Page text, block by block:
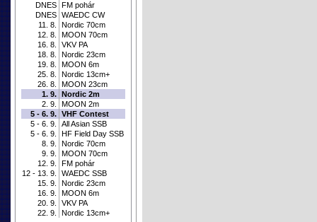
DNES FM pohár
DNES WAEDC CW
11. 8.
Nordic 70cm
12. 8.
MOON 70cm
16. 8.
VKV PA
18. 8.
Nordic 23cm
19. 8.
MOON 6m
25. 8.
Nordic 13cm+
26. 8.
MOON 23cm
1. 9. Nordic 2m
2. 9.
MOON 2m
5 - 6. 9. VHF Contest
5 - 6. 9.
All Asian SSB
5 - 6. 9.
HF Field Day SSB
8. 9.
Nordic 70cm
9. 9.
MOON 70cm
12. 9.
FM pohár
12 - 13. 9.
WAEDC SSB
15. 9.
Nordic 23cm
16. 9.
MOON 6m
20. 9.
VKV PA
22. 9.
Nordic 13cm+